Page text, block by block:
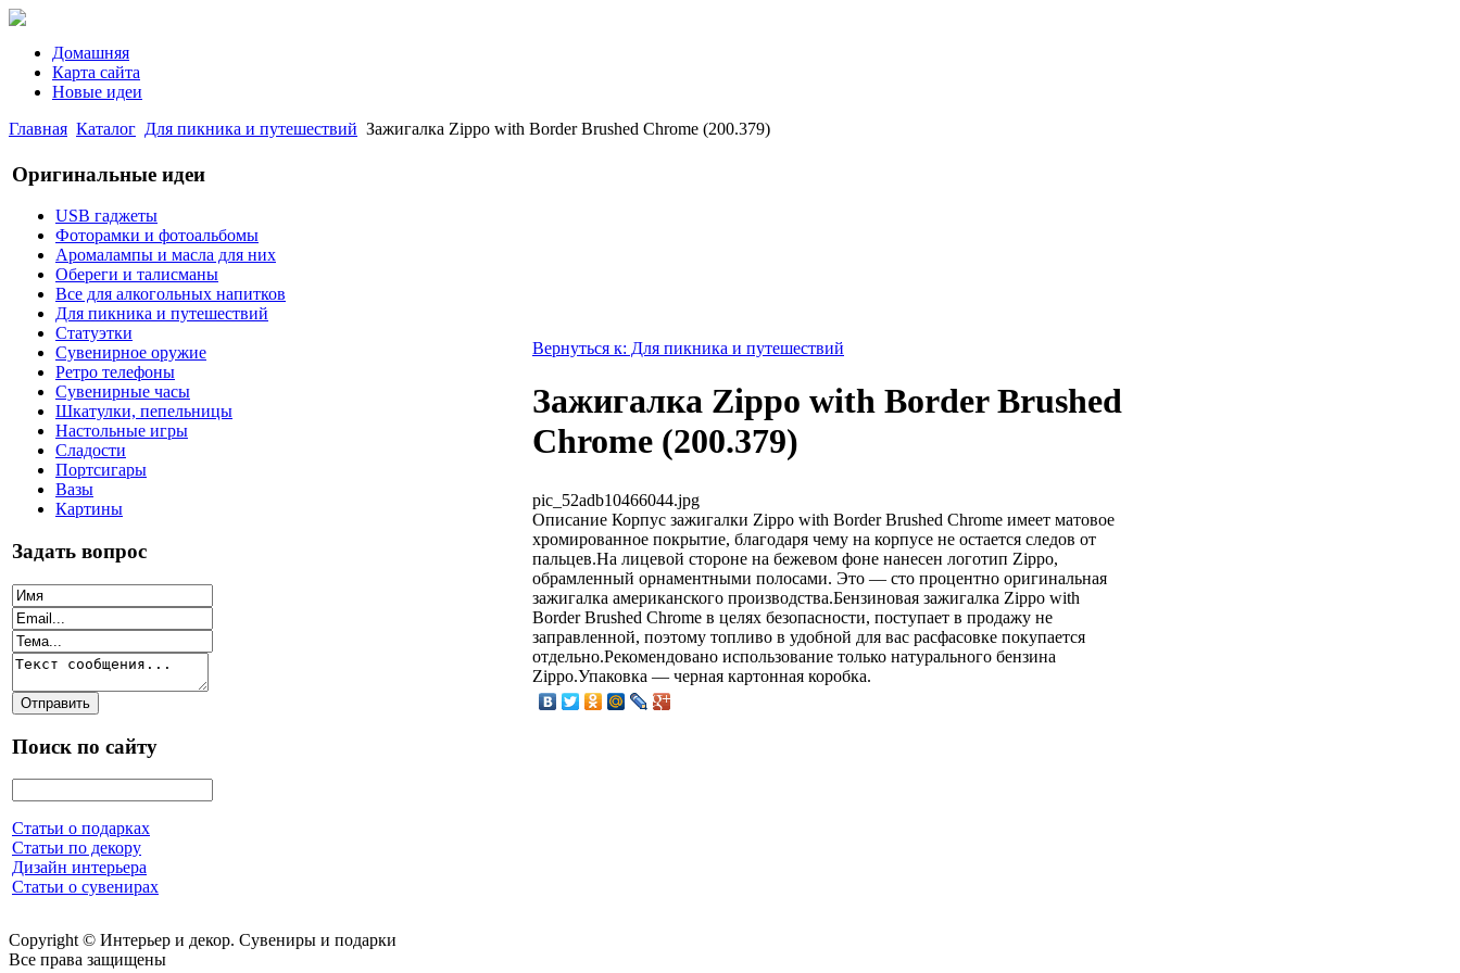
Домашняя
Карта сайта
Новые идеи
Главная Каталог Для пикника и путешествий Зажигалка Zippo with Border Brushed Chrome (200.379)
Оригинальные идеи
USB гаджеты
Фоторамки и фотоальбомы
Аромалампы и масла для них
Обереги и талисманы
Все для алкогольных напитков
Для пикника и путешествий
Статуэтки
Сувенирное оружие
Ретро телефоны
Сувенирные часы
Шкатулки, пепельницы
Настольные игры
Сладости
Портсигары
Вазы
Картины
Задать вопрос
Поиск по сайту
Статьи о подарках
Статьи по декору
Дизайн интерьера
Статьи о сувенирах
Вернуться к: Для пикника и путешествий
Зажигалка Zippo with Border Brushed
Chrome (200.379)
pic_52adb10466044.jpg
Описание Корпус зажигалки Zippo with Border Brushed Chrome имеет матовое
хромированное покрытие, благодаря чему на корпусе не остается следов от
пальцев.На лицевой стороне на бежевом фоне нанесен логотип Zippo,
обрамленный орнаментными полосами. Это — сто процентно оригинальная
зажигалка американского производства.Бензиновая зажигалка Zippo with
Border Brushed Chrome в целях безопасности, поступает в продажу не
заправленной, поэтому топливо в удобной для вас расфасовке покупается
отдельно.Рекомендовано использование только натурального бензина
Zippo.Упаковка — черная картонная коробка.
Copyright © Интерьер и декор. Сувениры и подарки
Все права защищены